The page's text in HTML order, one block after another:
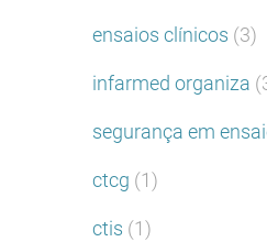
ensaios clínicos (3)
infarmed organiza
segurança em
ctcg (1)
ctis (1)